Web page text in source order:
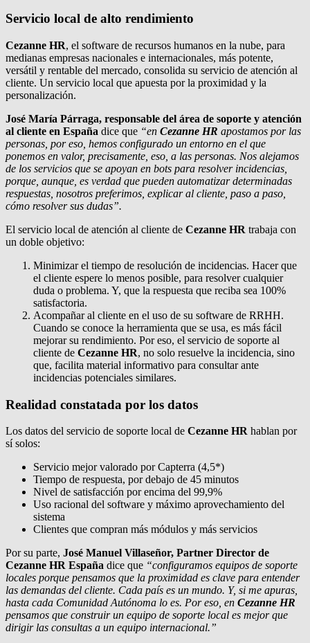
Servicio local de alto rendimiento
Cezanne HR, el software de recursos humanos en la nube, para
medianas empresas nacionales e internacionales, más potente,
versátil y rentable del mercado, consolida su servicio de atención al
cliente. Un servicio local que apuesta por la proximidad y la
personalización.
José María Párraga, responsable del área de soporte y atención
al cliente en España dice que “en Cezanne HR apostamos por las
personas, por eso, hemos configurado un entorno en el que
ponemos en valor, precisamente, eso, a las personas. Nos alejamos
de los servicios que se apoyan en bots para resolver incidencias,
porque, aunque, es verdad que pueden automatizar determinadas
respuestas, nosotros preferimos, explicar al cliente, paso a paso,
cómo resolver sus dudas”.
El servicio local de atención al cliente de Cezanne HR trabaja con
un doble objetivo:
Minimizar el tiempo de resolución de incidencias. Hacer que
el cliente espere lo menos posible, para resolver cualquier
duda o problema. Y, que la respuesta que reciba sea 100%
satisfactoria.
Acompañar al cliente en el uso de su software de RRHH.
Cuando se conoce la herramienta que se usa, es más fácil
mejorar su rendimiento. Por eso, el servicio de soporte al
cliente de Cezanne HR, no solo resuelve la incidencia, sino
que, facilita material informativo para consultar ante
incidencias potenciales similares.
Realidad constatada por los datos
Los datos del servicio de soporte local de Cezanne HR hablan por
sí solos:
Servicio mejor valorado por Capterra (4,5*)
Tiempo de respuesta, por debajo de 45 minutos
Nivel de satisfacción por encima del 99,9%
Uso racional del software y máximo aprovechamiento del
sistema
Clientes que compran más módulos y más servicios
Por su parte, José Manuel Villaseñor, Partner Director de
Cezanne HR España dice que “configuramos equipos de soporte
locales porque pensamos que la proximidad es clave para entender
las demandas del cliente. Cada país es un mundo. Y, si me apuras,
hasta cada Comunidad Autónoma lo es. Por eso, en Cezanne HR
pensamos que construir un equipo de soporte local es mejor que
dirigir las consultas a un equipo internacional.”